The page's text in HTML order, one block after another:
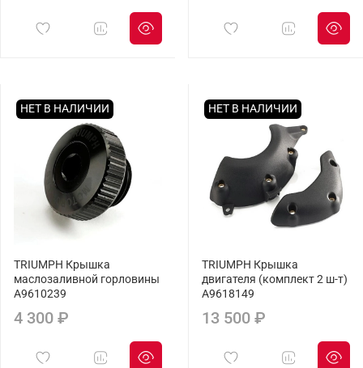
НЕТ В НАЛИЧИИ
TRIUMPH Крышка
маслозаливной горловины
A9610239
4 300 ₽
НЕТ В НАЛИЧИИ
TRIUMPH Крышка
двигателя (комплект 2 ш-т)
A9618149
13 500 ₽